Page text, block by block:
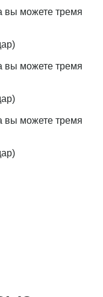
вы можете тремя
вы можете тремя
вы можете тремя